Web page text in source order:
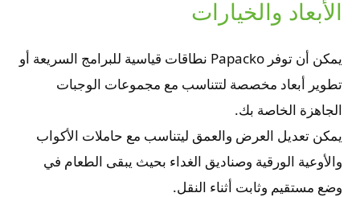
الأبعاد والخيارات
يمكن أن توفر Papacko نطاقات قياسية للبرامج السريعة أو
تطوير أبعاد مخصصة لتتناسب مع مجموعات الوجبات
الجاهزة الخاصة بك.
يمكن تعديل العرض والعمق ليتناسب مع حاملات الأكواب
والأوعية الورقية وصناديق الغداء بحيث يبقى الطعام في
وضع مستقيم وثابت أثناء النقل.